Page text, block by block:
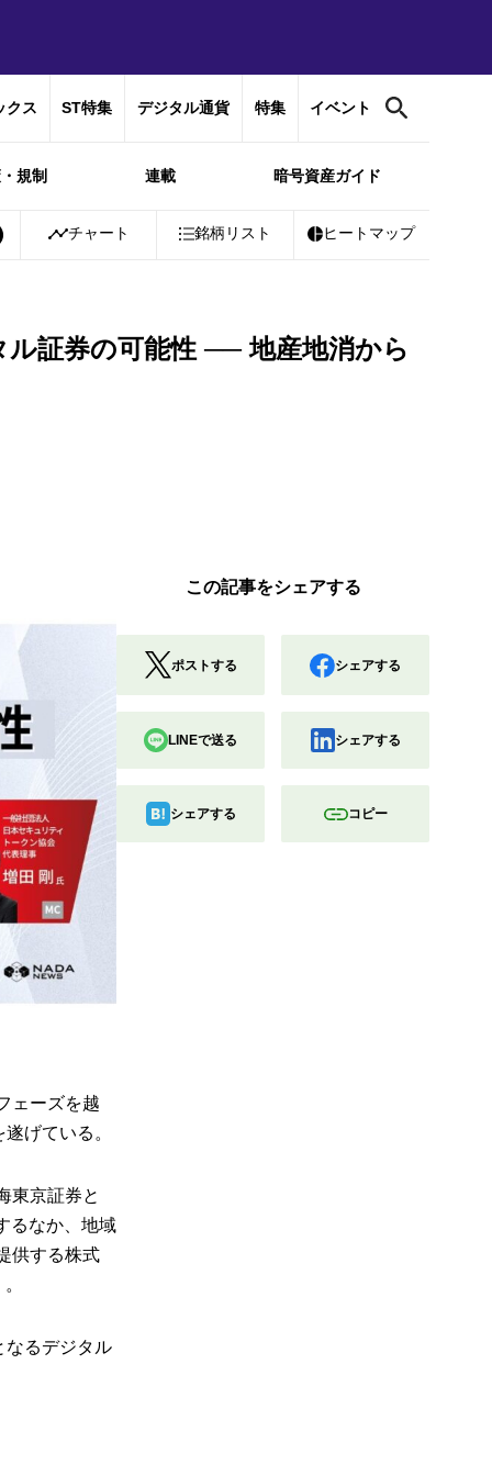
クス ST特集 デジタル通貨 特集 イベント
規制 連載 暗号資産ガイド
Bitcoin ￥10,245,470 +0.81% Ethereum ￥302,019
チャート 銘柄リスト ヒートマップ
証券の可能性 ── 地産地消から
ェーズを越
げている。
東京証券と
るなか、地域
供する株式
なるデジタル
この記事をシェアする
ポストする シェアする
LINEで送る シェアする
シェアする コピー